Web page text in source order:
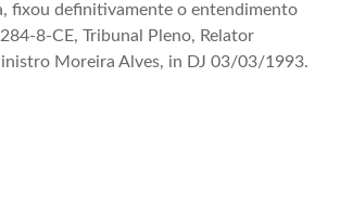
fixou definitivamente o entendimento
8-CE, Tribunal Pleno, Relator
Moreira Alves, in DJ 03/03/1993.